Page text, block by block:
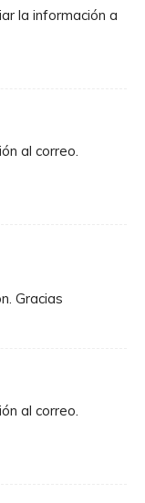
la información a
al correo.
Gracias
al correo.